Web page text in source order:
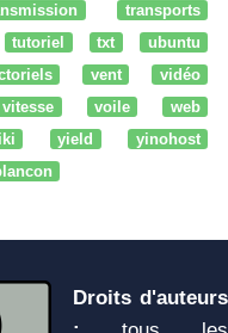
transports
tutoriel txt
ubuntu
vent
vidéo
vitesse voile
web
yield
yinohost
Droits d'auteurs